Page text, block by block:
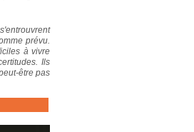
prévu.
à vivre
Ils
être pas